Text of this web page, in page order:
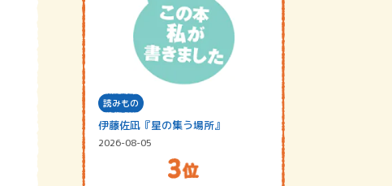
読みもの
伊藤佐凪『星の集う場所』
2026-08-05